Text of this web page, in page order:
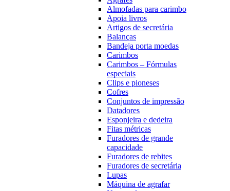
Almofadas para carimbo
Apoia livros
Artigos de secretária
Balanças
Bandeja porta moedas
Carimbos
Carimbos – Fórmulas
especiais
Clips e pioneses
Cofres
Conjuntos de impressão
Datadores
Esponjeira e dedeira
Fitas métricas
Furadores de grande
capacidade
Furadores de rebites
Furadores de secretária
Lupas
Máquina de agrafar